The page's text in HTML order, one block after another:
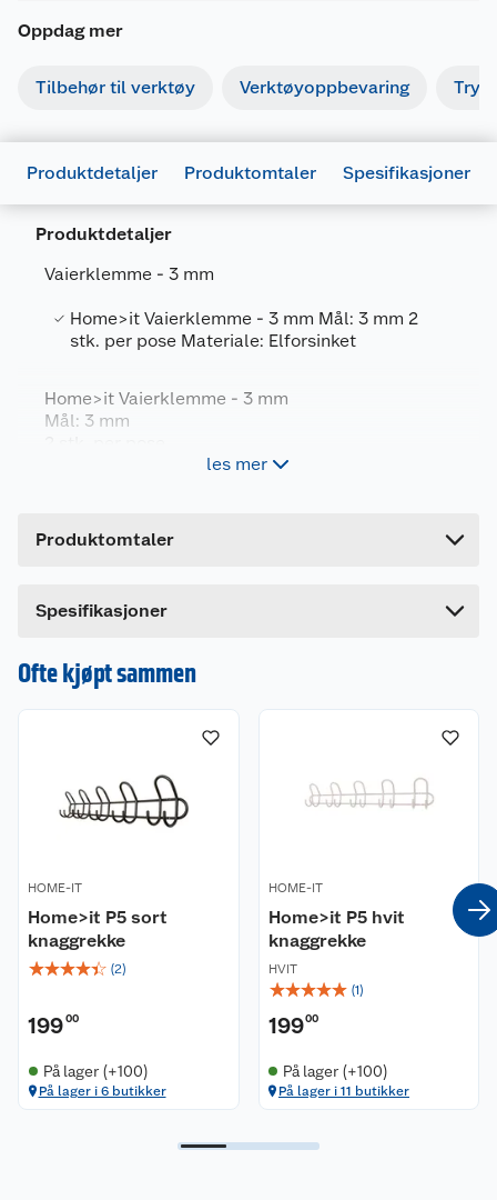
Oppdag mer
Tilbehør til verktøy Verktøyoppbevaring
Produktdetaljer Produktomtaler Spesifikasjoner
Produktdetaljer
Vaierklemme - 3 mm
Home>it Vaierklemme - 3 mm Mål: 3 mm 2
stk. per pose Materiale: Elforsinket
Home>it Vaierklemme - 3 mm
Mål: 3 mm
Materiale: Elforsinketles mer
Produktomtaler
Dette produktet har ikke fått noen omtale ennå.
en omtale.
Spesifikasjoner
Generelt
Leverandørens artikkelnummer
Ofte kjøpt sammen
HOME-IT
Home>it P5 sort
knaggrekke
☆☆☆☆☆ (2)
19900
På lager (+100)
På lager i 6 butikker
HOME-IT
Home>it P5 hvit
knaggrekke
HVIT
☆☆☆☆☆ (1)
19900
På lager (+100)
På lager i 11 butikker